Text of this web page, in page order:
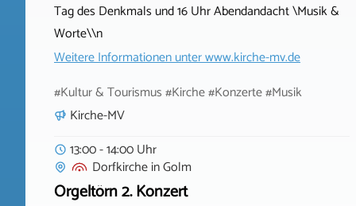
Tag des Denkmals und 16 Uhr Abendandacht \Musik &
Worte\\n
Weitere Informationen unterwww.kirche-mv.de
#Kultur & Tourismus #Kirche #Konzerte #Musik
Kirche-MV
13:00 - 14:00 Uhr
DorfkircheinGolm
Orgeltörn 2. Konzert